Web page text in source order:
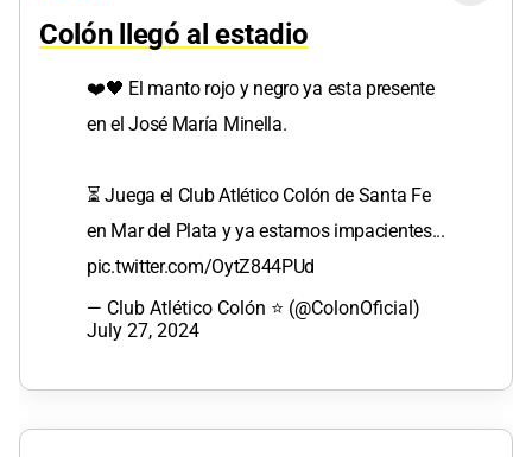
Colón llegó al estadio
❤️🖤 El manto rojo y negro ya esta presente
en el José María Minella.
⏳ Juega el Club Atlético Colón de Santa Fe
en Mar del Plata y ya estamos impacientes...
pic.twitter.com/OytZ844PUd
— Club Atlético Colón ⭐ (@ColonOficial)
July 27, 2024